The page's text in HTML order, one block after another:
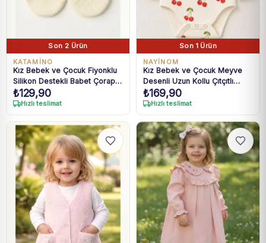
Son 2 Ürün
KATAMİNO
Kız Bebek ve Çocuk Fiyonklu
Silikon Destekli Babet Çorap
1-14 Yaş
₺129,90
Hızlı teslimat
Son 1 Ürün
NAYİNOM
Kız Bebek ve Çocuk Meyve
Desenli Uzun Kollu Çıtçıtlı
Body 12 Ay-3 Yaş
₺169,90
Hızlı teslimat